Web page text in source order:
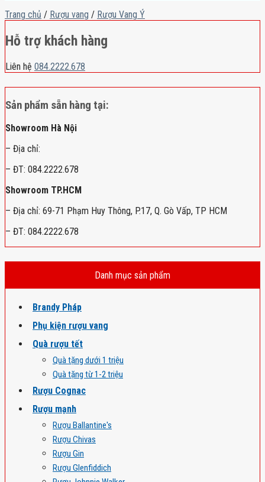
Trang chủ / Rượu vang / Rượu Vang Ý
Hỗ trợ khách hàng
Liên hệ 084.2222.678
Sản phẩm sẵn hàng tại:
Showroom Hà Nội
– Địa chỉ:
– ĐT: 084.2222.678
Showroom TP.HCM
– Địa chỉ: 69-71 Phạm Huy Thông, P.17, Q. Gò Vấp, TP HCM
– ĐT: 084.2222.678
Danh mục sản phẩm
Brandy Pháp
Phụ kiện rượu vang
Quà rượu tết
Quà tặng dưới 1 triệu
Quà tặng từ 1-2 triệu
Rượu Cognac
Rượu mạnh
Rượu Ballantine's
Rượu Chivas
Rượu Gin
Rượu Glenfiddich